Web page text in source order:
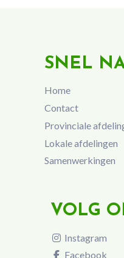
SNEL
Home
Contact
Provinciale
Lokale afdelingen
Samenwerkingen
VOLG
Instagram
Facebook